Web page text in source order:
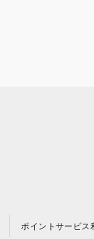
ポイントサービス